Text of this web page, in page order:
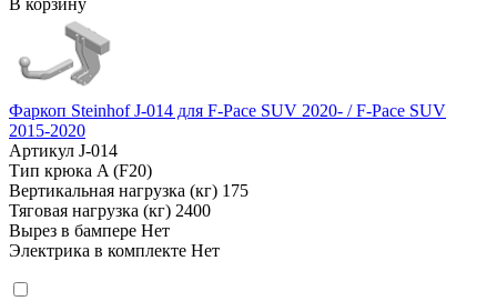
В корзину
Фаркоп Steinhof J-014 для F-Pace SUV 2020- / F-Pace SUV
2015-2020
Артикул J-014
Тип крюка A (F20)
Вертикальная нагрузка (кг) 175
Тяговая нагрузка (кг) 2400
Вырез в бампере Нет
Электрика в комплекте Нет